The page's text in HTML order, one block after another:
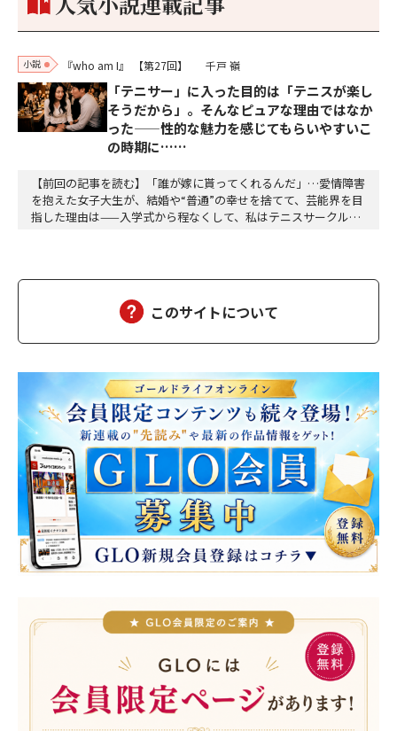
小説 『who am I』 【第27回】 千戸 嶺
「テニサー」に入った目的は「テニスが楽し
そうだから」。そんなピュアな理由ではなか
った——性的な魅力を感じてもらいやすいこ
の時期に……
【前回の記事を読む】「誰が嫁に貰ってくれるんだ」…愛情障害
を抱えた女子大生が、結婚や“普通”の幸せを捨てて、芸能界を目
指した理由は——入学式から程なくして、私はテニスサークルに
は打算的なものだ。そのサークルのSNSをリサーチ…
このサイトについて